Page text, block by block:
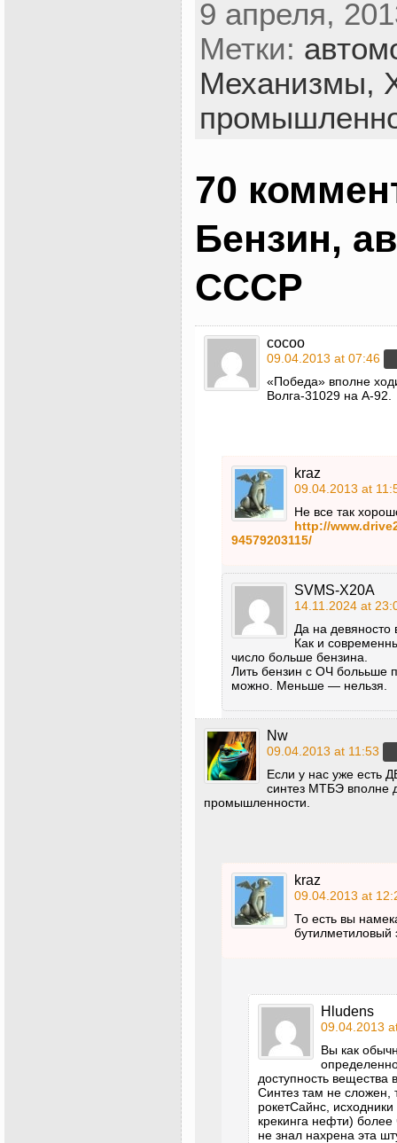
9 апреля,
Метки:
Механизмы,
70
Бензин,
СССР
cocoo
09.04.2013 at 07:46
«Победа» вполне
Волга-31029 на А-92.
kraz
09.04.2013 at
Не все так
http://
94579203115/
SVMS-X20A
14.11.2024 at
Да на девяносто
Как и
число больше бензина.
Лить бензин с ОЧ болььше
можно. Меньше — нельзя.
Nw
09.04.2013 at 11:53
Если у нас уже есть
синтез МТБЭ вполне
промышленности.
kraz
09.04.2013 at
То есть вы
Hludens
09.04.2013
Вы как
доступность вещества
Синтез там не сложен,
рокетСайнс,
крекинга нефти)
не знал нахрена эта